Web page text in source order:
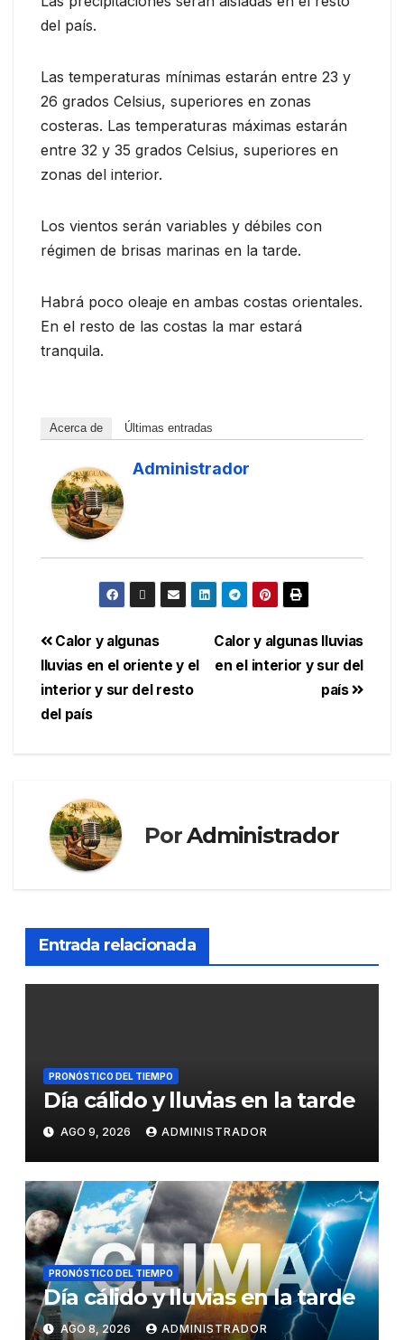
del país.
Las temperaturas mínimas estarán entre 23 y
26 grados Celsius, superiores en zonas
costeras. Las temperaturas máximas estarán
entre 32 y 35 grados Celsius, superiores en
zonas del interior.
Los vientos serán variables y débiles con
régimen de brisas marinas en la tarde.
Habrá poco oleaje en ambas costas orientales.
En el resto de las costas la mar estará
tranquila.
Acerca de Últimas entradas
Administrador
Calor y algunas lluvias
en el interior y sur del
país
Calor y algunas
lluvias en el oriente y el
interior y sur del resto
del país
PorAdministrador
Entrada relacionada
PRONÓSTICO DEL TIEMPO
Día cálido y lluvias en la tarde
AGO 9, 2026 ADMINISTRADOR
PRONÓSTICO DEL TIEMPO
Día cálido y lluvias en la tarde
AGO 8, 2026 ADMINISTRADOR